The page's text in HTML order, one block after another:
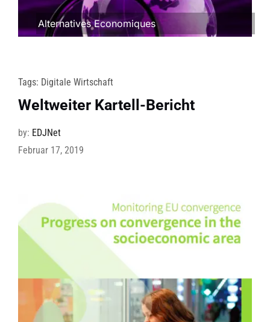
Alternatives Economiques
Tags: Digitale Wirtschaft
Weltweiter Kartell-Bericht
by: EDJNet
Februar 17, 2019